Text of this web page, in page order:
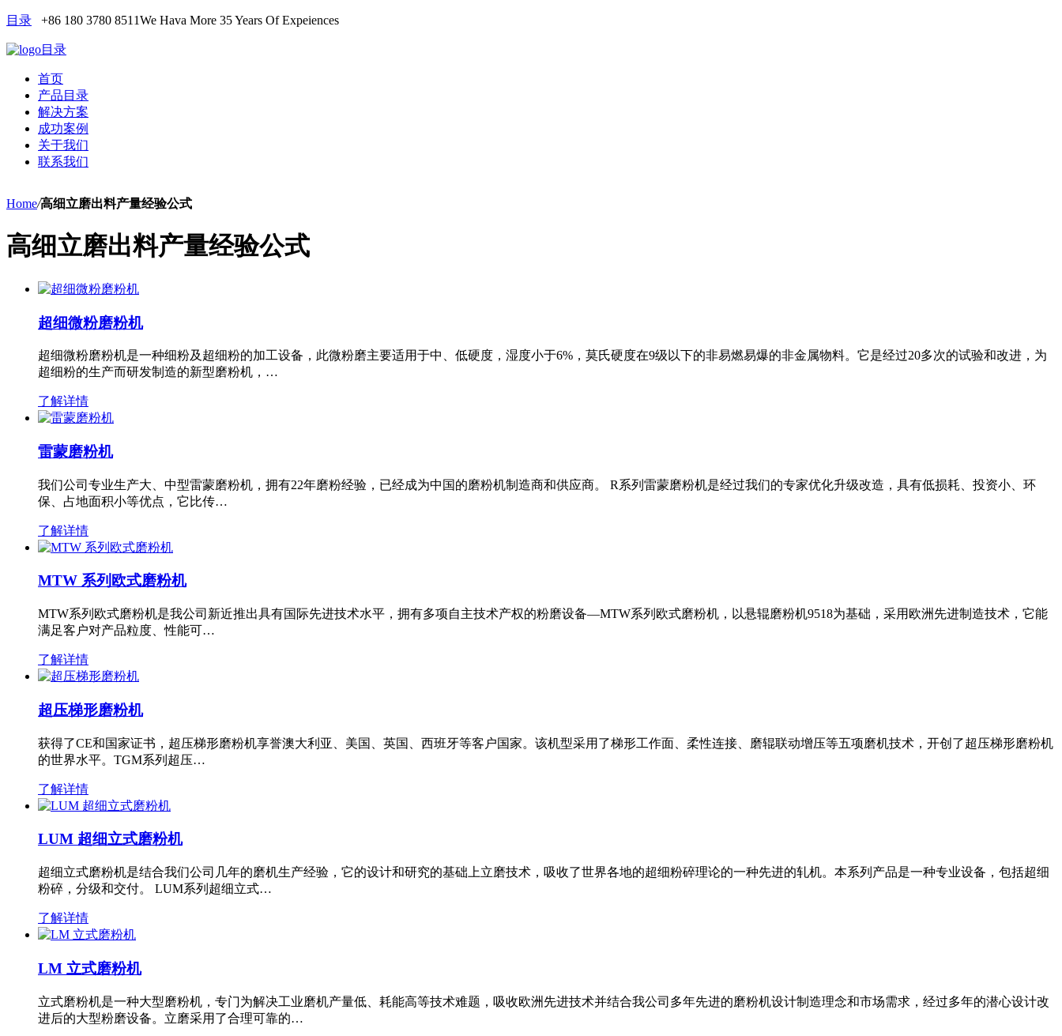
目录 +86 180 3780 8511We Hava More 35 Years Of Expeiences
目录
首页
产品目录
解决方案
成功案例
关于我们
联系我们
Home/高细立磨出料产量经验公式
高细立磨出料产量经验公式
超细微粉磨粉机
超细微粉磨粉机是一种细粉及超细粉的加工设备，此微粉磨主要适用于中、低硬度，湿度小于6%，莫氏硬度在9级以下的非易燃易爆的非金属物料。它是经过20多次的试验和改进，为
超细粉的生产而研发制造的新型磨粉机，…
了解详情
雷蒙磨粉机
我们公司专业生产大、中型雷蒙磨粉机，拥有22年磨粉经验，已经成为中国的磨粉机制造商和供应商。 R系列雷蒙磨粉机是经过我们的专家优化升级改造，具有低损耗、投资小、环
保、占地面积小等优点，它比传…
了解详情
MTW 系列欧式磨粉机
MTW系列欧式磨粉机是我公司新近推出具有国际先进技术水平，拥有多项自主技术产权的粉磨设备—MTW系列欧式磨粉机，以悬辊磨粉机9518为基础，采用欧洲先进制造技术，它能
满足客户对产品粒度、性能可…
了解详情
超压梯形磨粉机
获得了CE和国家证书，超压梯形磨粉机享誉澳大利亚、美国、英国、西班牙等客户国家。该机型采用了梯形工作面、柔性连接、磨辊联动增压等五项磨机技术，开创了超压梯形磨粉机
的世界水平。TGM系列超压…
了解详情
LUM 超细立式磨粉机
超细立式磨粉机是结合我们公司几年的磨机生产经验，它的设计和研究的基础上立磨技术，吸收了世界各地的超细粉碎理论的一种先进的轧机。本系列产品是一种专业设备，包括超细
粉碎，分级和交付。 LUM系列超细立式…
了解详情
LM 立式磨粉机
立式磨粉机是一种大型磨粉机，专门为解决工业磨机产量低、耗能高等技术难题，吸收欧洲先进技术并结合我公司多年先进的磨粉机设计制造理念和市场需求，经过多年的潜心设计改
进后的大型粉磨设备。立磨采用了合理可靠的…